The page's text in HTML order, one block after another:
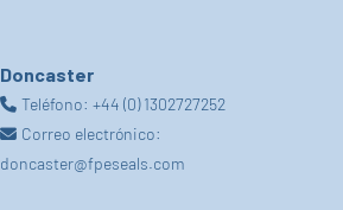
Doncaster
Teléfono: +44 (0) 1302727252
Correo electrónico:
doncaster@fpeseals.com